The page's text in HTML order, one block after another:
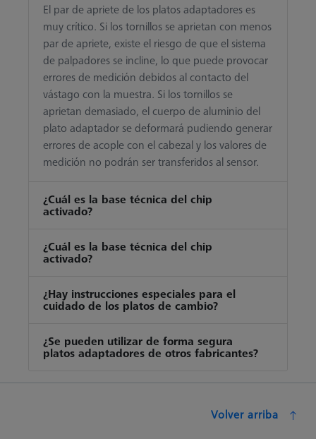
El par de apriete de los platos adaptadores es
muy crítico. Si los tornillos se aprietan con menos
par de apriete, existe el riesgo de que el sistema
de palpadores se incline, lo que puede provocar
errores de medición debidos al contacto del
vástago con la muestra. Si los tornillos se
aprietan demasiado, el cuerpo de aluminio del
plato adaptador se deformará pudiendo generar
errores de acople con el cabezal y los valores de
medición no podrán ser transferidos al sensor.
¿Cuál es la base técnica del chip
activado?
¿Cuál es la base técnica del chip
activado?
¿Hay instrucciones especiales para el
cuidado de los platos de cambio?
¿Se pueden utilizar de forma segura
platos adaptadores de otros fabricantes?
Volver arriba